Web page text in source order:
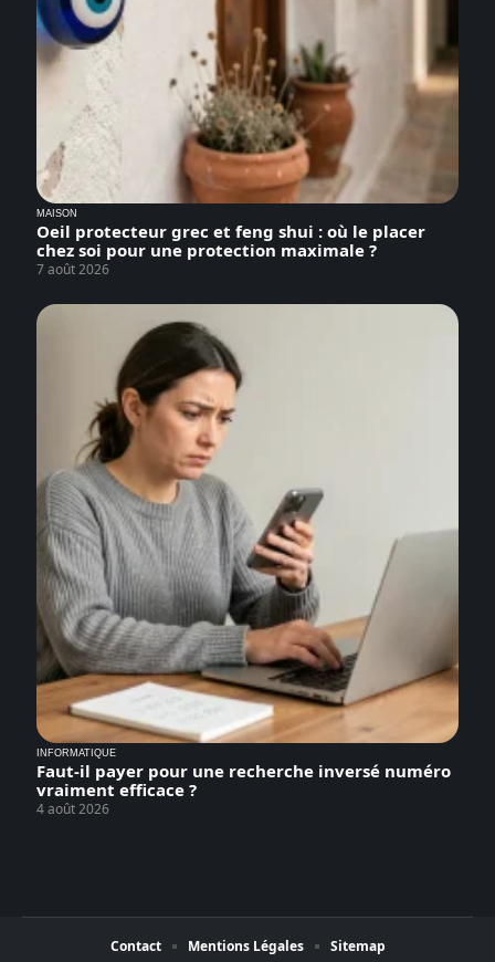
MAISON
Oeil protecteur grec et feng shui : où le placer
chez soi pour une protection maximale ?
7 août 2026
INFORMATIQUE
Faut-il payer pour une recherche inversé numéro
vraiment efficace ?
4 août 2026
Contact Mentions Légales Sitemap